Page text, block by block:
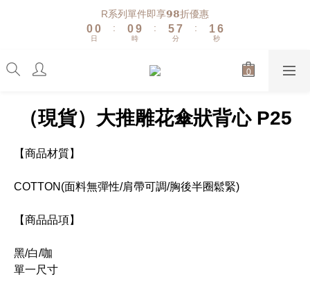
R系列單件即享𝟵𝟴折優惠
00
日
:
1
09
8
3
時
:
6
5
4
0
8
7
6
1
分
:
1
0
6
5
1
0
秒
（現貨）大推雕花傘狀背心 P25
【商品材質】
COTTON(面料無彈性/肩帶可調/胸後半圈鬆緊)
【商品品項】
黑/白/咖
單一尺寸